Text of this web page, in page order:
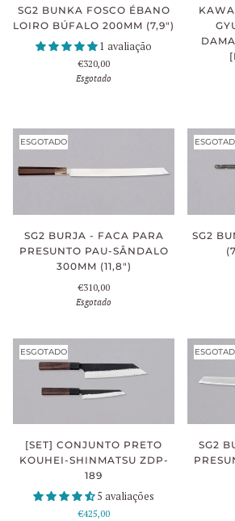
SG2 BUNKA FOSCO ÉBANO
LOIRO BÚFALO 200MM (7,9")
1 avaliação
€320,00
Esgotado
ESGOTADO
SG2 BURJA - FACA PARA
PRESUNTO PAU-SÂNDALO
300MM (11,8")
€310,00
Esgotado
SG2
ESGOTADO
[SET] CONJUNTO PRETO
KOUHEI-SHINMATSU ZDP-
189
5 avaliações
€425,00
SG2